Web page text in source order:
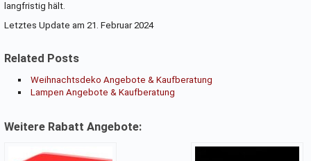
langfristig hält.
Letztes Update am 21. Februar 2024
Related Posts
Weihnachtsdeko Angebote & Kaufberatung
Lampen Angebote & Kaufberatung
Weitere Rabatt Angebote: